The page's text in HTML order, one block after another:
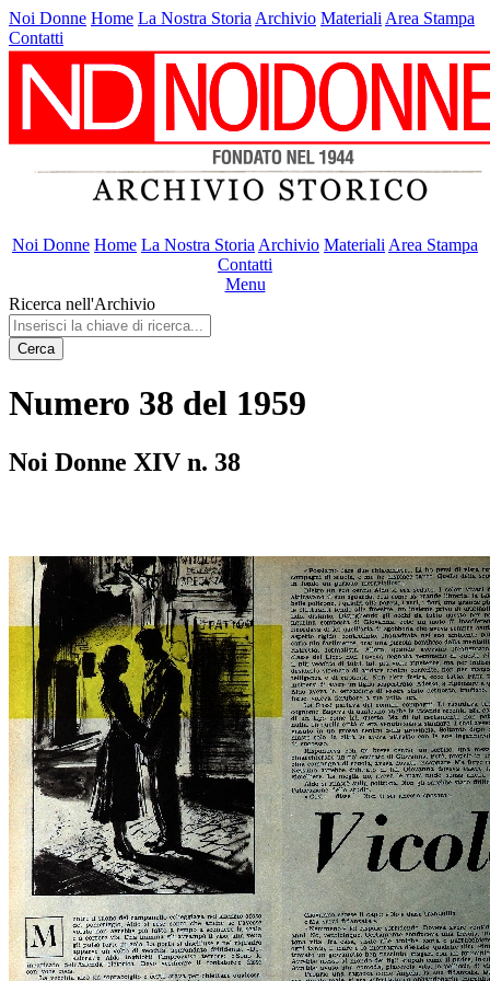
Noi Donne Home La Nostra Storia Archivio Materiali Area Stampa
Contatti
Noi Donne Home La Nostra Storia Archivio Materiali Area Stampa
Contatti
Menu
Ricerca nell'Archivio
Cerca
Numero 38 del 1959
Noi Donne XIV n. 38